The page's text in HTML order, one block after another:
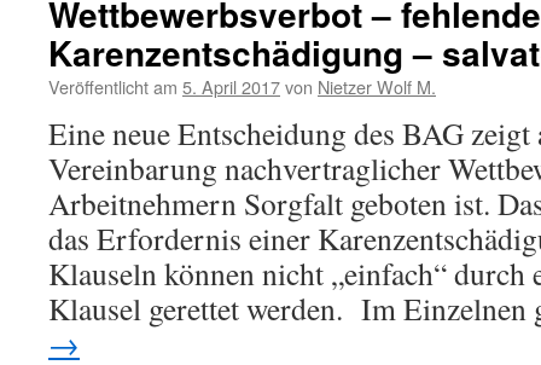
Wettbewerbsverbot – fehlende
Karenzentschädigung –
Veröffentlicht am 5. April 2017von Nietzer Wolf M.
Eine neue Entscheidung des BAG zeigt
Vereinbarung nachvertraglicher
Arbeitnehmern Sorgfalt geboten ist.
das Erfordernis einer
Klauseln können nicht „einfach“ durch
Klausel gerettet werden. Im
→